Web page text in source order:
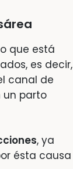
que está
es decir,
canal de
un parto
, ya
ésta causa